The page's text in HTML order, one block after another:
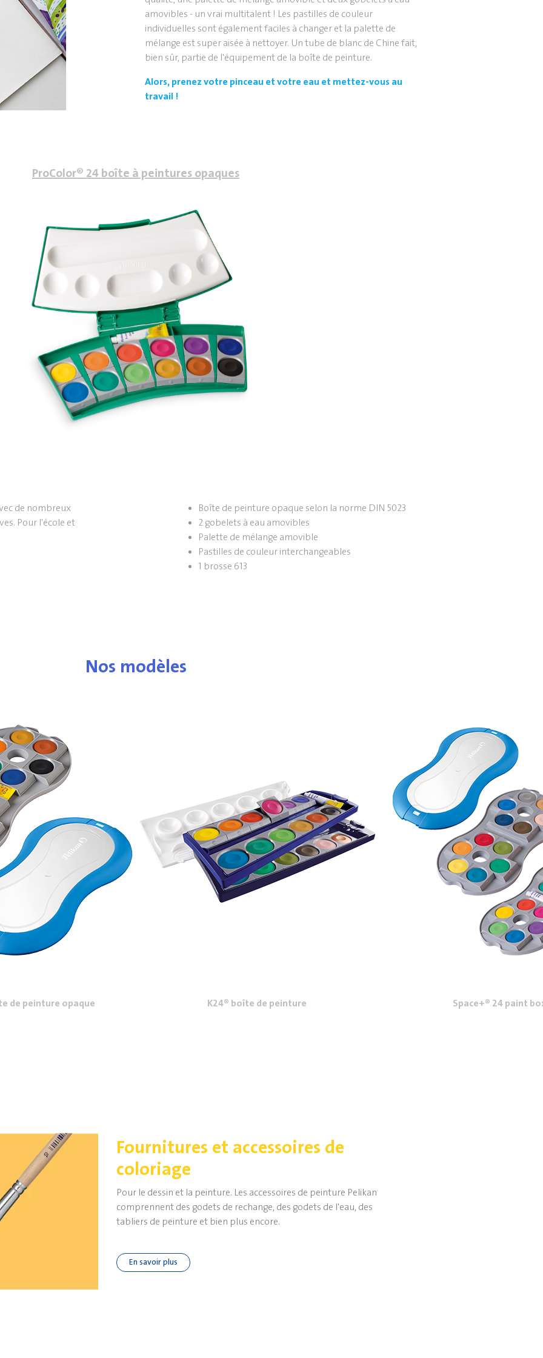
amovibles - un vrai multitalent ! Les pastilles de couleur
individuelles sont également faciles à changer et la palette de
mélange est super aisée à nettoyer. Un tube de blanc de Chine fait,
bien sûr, partie de l'équipement de la boîte de peinture.
Alors, prenez votre pinceau et votre eau et mettez-vous au
travail !
ProColor® 24 boîte à peintures opaques
de nombreux
Pour l'école et
Boîte de peinture opaque selon la norme DIN 5023
2 gobelets à eau amovibles
Palette de mélange amovible
Pastilles de couleur interchangeables
1 brosse 613
Nos modèles
de peinture opaque K24® boîte de peinture Space+® 24 paint
Fournitures et accessoires de
coloriage
Pour le dessin et la peinture. Les accessoires de peinture Pelikan
comprennent des godets de rechange, des godets de l'eau, des
tabliers de peinture et bien plus encore.
En savoir plus